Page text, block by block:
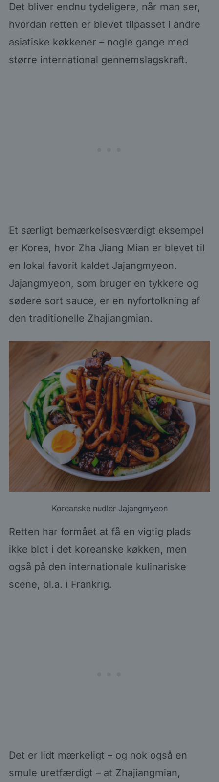
Det bliver endnu tydeligere, når man ser,
hvordan retten er blevet tilpasset i andre
asiatiske køkkener – nogle gange med
større international gennemslagskraft.
Et særligt bemærkelsesværdigt eksempel
er Korea, hvor Zha Jiang Mian er blevet til
en lokal favorit kaldet Jajangmyeon.
Jajangmyeon, som bruger en tykkere og
sødere sort sauce, er en nyfortolkning af
den traditionelle Zhajiangmian.
Koreanske nudler Jajangmyeon
Retten har formået at få en vigtig plads
ikke blot i det koreanske køkken, men
også på den internationale kulinariske
scene, bl.a. i Frankrig.
Det er lidt mærkeligt – og nok også en
smule uretfærdigt – at Zhajiangmian,